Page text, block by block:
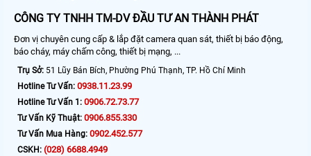
CÔNG TY TNHH TM-DV ĐẦU TƯ AN THÀNH PHÁT
Đơn vị chuyên cung cấp & lắp đặt camera quan sát, thiết bị báo động,
báo cháy, máy chấm công, thiết bị mạng, ...
Trụ Sở: 51 Lũy Bán Bích, Phường Phú Thạnh, TP. Hồ Chí Minh
Hotline Tư Vấn: 0938.11.23.99
Hotline Tư Vấn 1: 0906.72.73.77
Tư Vấn Kỹ Thuật: 0906.855.330
Tư Vấn Mua Hàng: 0902.452.577
CSKH: (028) 6688.4949